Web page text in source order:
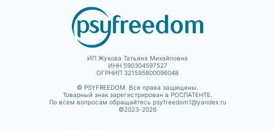
ИП Жукова Татьяна Михайловна
ИНН 590304597527
ОГРНИП 321595800096048
© PSYFREEDOM. Все права защищены.
Товарный знак зарегистрирован в РОСПАТЕНТЕ.
По всем вопросам обращайтесь psyfreedom1@yandex.ru
©2023-2026